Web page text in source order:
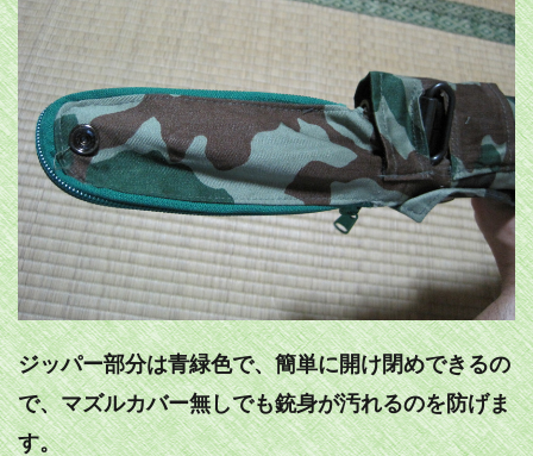
ジッパー部分は青緑色で、簡単に開け閉めできるの
で、マズルカバー無しでも銃身が汚れるのを防げま
す。